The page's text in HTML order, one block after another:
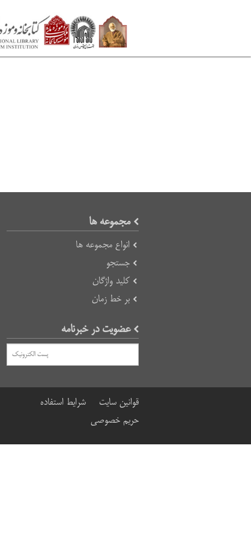
مجموعه ها
انواع مجموعه ها
جستجو
کلید واژگان
بر خط زمان
عضویت در خبرنامه
قوانین سایت
شرایط استفاده
حریم خصوصی